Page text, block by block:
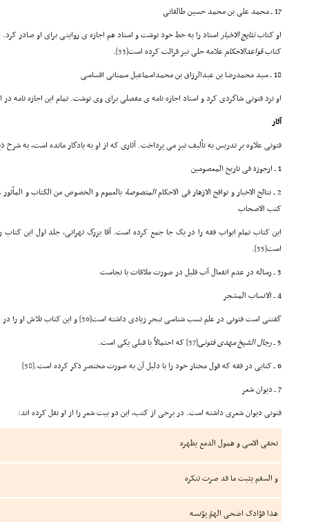
17 ـ محمد علی بن محمد حسین طالقانی
او کتابنتایج الاخباراستاد را به خط خود نوشت و استاد هم اجازه ی روایتی برای او صادر
کتابقواعدالاحکامعلامه حلی نیز قرائت کرده است[33]
.
18 ـ سید محمدرضا بن عبدالرزاق بن محمداسماعیل سمنانی اقساسی
او نزد فتونی شاگردی کرد و استاد اجازه نامه ی مفصلی برای وی نوشت. تمام این اجازه نامه در
آثار
فتونی علاوه بر تدریس به تألیف نیز می پرداخت. آثاری که از او به یادگار مانده است، به شرح
1 ـ ارجوزة فی تاریخ المعصومین
2 ـ نتائج الاخبار و نوافج الازهار فی الاحکام
المنصوصة بالعموم و الخصوص من الکتاب و
کتب الاصحاب
این کتاب تمام ابواب فقه را در یک جا جمع کرده است. آقا بزرگ تهرانی، جلد اول این
است[35]
.
3 ـ رساله در عدم انفعال آب قلیل در صورت ملاقات با نجاست
4 ـ الانساب المشجر
گفتنی است فتونی در علم نسب شناسی تبحر زیادی داشته است[36]
و این کتاب تلاش او را
5 ـ رجال الشیخ مهدی فتونی[37]
که احتمالاً با قبلی یکی است.
6 ـ کتابی در فقه که قول مختار خود را با دلیل آن به صورت مختصر ذکر کرده است.
[38]
7 ـ دیوان شعر
فتونی دیوان شعری داشته است. در برخی از کتب، این دو بیت شعر را از او نقل کرده اند:
تخفی الاسی و همول الدمع یظهره
و السقم یثبت ما قد صرت تنکره
هذا فؤادک اضحی الهمّ یؤنسه